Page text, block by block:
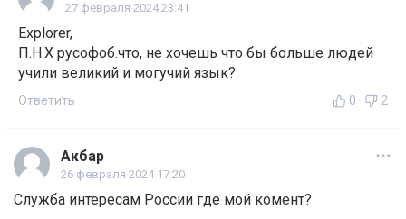
27 февраля 2024 23:41
Explorer,
П.Н.Х русофоб.что, не хочешь что бы больше людей
учили великий и могучий язык?
Ответить 0 2
Акбар
26 февраля 2024 17:20
Служба интересам России где мой комент?